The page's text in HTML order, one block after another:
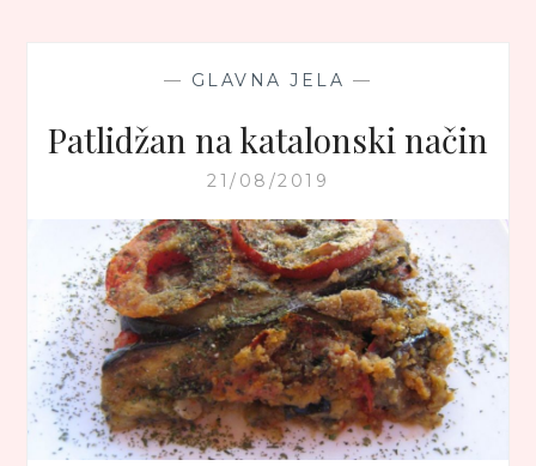
— GLAVNA JELA —
Patlidžan na katalonski način
21/08/2019